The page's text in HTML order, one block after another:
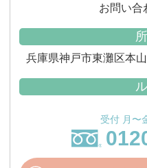
お問い合
兵庫県神戸市東灘区本
受付 月〜